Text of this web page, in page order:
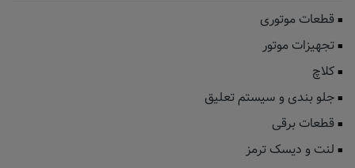
قطعات موتوری
تجهیزات موتور
کلاچ
جلو بندی و سیستم تعلیق
قطعات برقی
لنت و دیسک ترمز